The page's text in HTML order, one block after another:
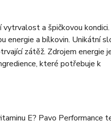
a špičkovou kondici.
energie a bílkovin. Unikátní
zátěž. Zdrojem energie
které potřebuje k
E? Pavo Performance